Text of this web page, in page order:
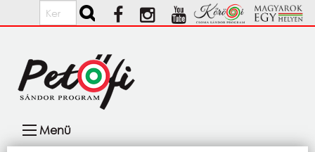
Ugrás a tartalomra
Keresés
navigáció
Menü